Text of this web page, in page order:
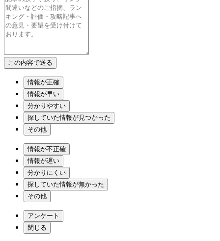
情報が正確
情報が早い
分かりやすい
探していた情報が見つかった
その他
情報が不正確
情報が遅い
分かりにくい
探していた情報が無かった
その他
アンケート
閉じる